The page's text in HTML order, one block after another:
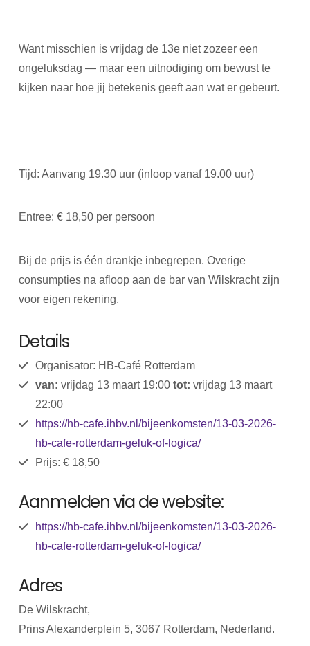
Want misschien is vrijdag de 13e niet zozeer een
ongeluksdag — maar een uitnodiging om bewust te
kijken naar hoe jij betekenis geeft aan wat er gebeurt.
Tijd: Aanvang 19.30 uur (inloop vanaf 19.00 uur)
Entree: € 18,50 per persoon
Bij de prijs is één drankje inbegrepen. Overige
consumpties na afloop aan de bar van Wilskracht zijn
voor eigen rekening.
Details
Organisator: HB-Café Rotterdam
van: vrijdag 13 maart 19:00 tot: vrijdag 13 maart
22:00
https://hb-cafe.ihbv.nl/bijeenkomsten/13-03-2026-
hb-cafe-rotterdam-geluk-of-logica/
Prijs: € 18,50
Aanmelden via de website:
https://hb-cafe.ihbv.nl/bijeenkomsten/13-03-2026-
hb-cafe-rotterdam-geluk-of-logica/
Adres
De Wilskracht,
Prins Alexanderplein 5, 3067 Rotterdam, Nederland.